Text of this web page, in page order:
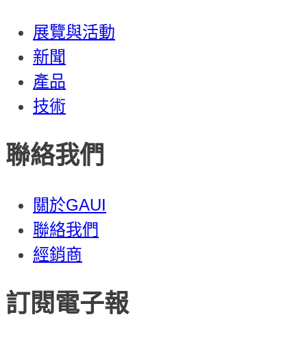
展覽與活動
新聞
產品
技術
聯絡我們
關於GAUI
聯絡我們
經銷商
訂閱電子報